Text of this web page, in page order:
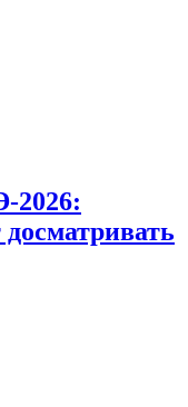
2026: